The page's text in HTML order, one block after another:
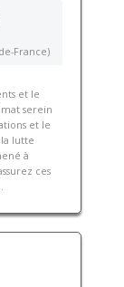
France)
et le
serein
et le
lutte
à
ces